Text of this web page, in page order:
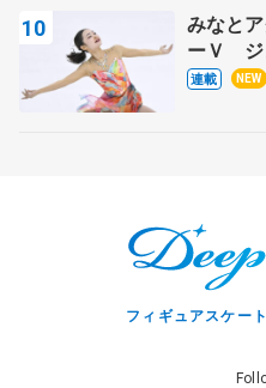
みなと
ーＶ ジ
田麻央
連載 NEW
フィギュアスケー